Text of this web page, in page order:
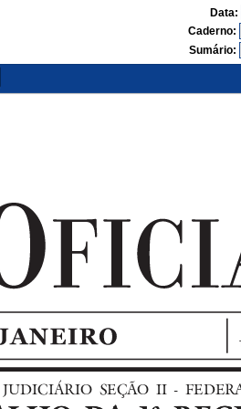
Data:
Caderno:
Sumário:
JUDICIÁRIO  SEÇÃO  II  -